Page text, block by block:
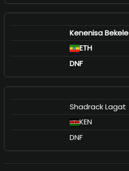
Kenenisa Bekele
ETH
DNF
Shadrack Lagat
KEN
DNF